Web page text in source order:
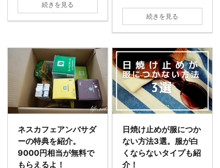
続きを見る
続きを見る
ネスカフェアンバサダ
ーの特典を紹介。
9000円相当が無料で
もらえるよ！
日焼け止めが服につか
ない方法3選。服が白
くならないタイプも紹
介！